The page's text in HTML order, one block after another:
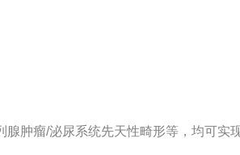
肿瘤/泌尿系统先天性畸形等，均可实